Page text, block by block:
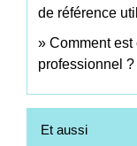
de référence
Comment est
professionnel ?
Et aussi